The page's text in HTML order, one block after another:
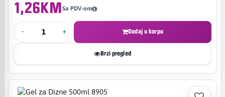
1,26KMSa PDV-om
- + Dodaj u korpu
Brzi pregled